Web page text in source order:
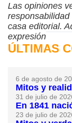
Las opiniones
casa editorial.
expresión
ÚLTIMAS
6 de agosto de
Mitos y
31 de julio de
En 1841
23 de julio de